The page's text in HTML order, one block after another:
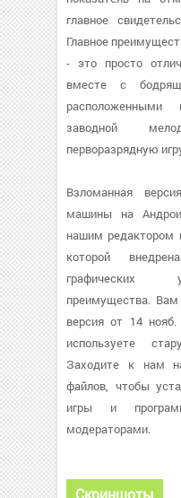
главное
Главное
- это просто
вместе с
расположенными
заводной
перворазрядную
Взломанная
машины на
нашим редактором
которой
графических
преимущества. Вам
версия от 14 нояб.
используете
Заходите к нам
файлов, чтобы
игры и
модераторами.
Скриншоты